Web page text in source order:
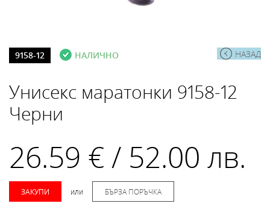
НАЗАД
9158-12 НАЛИЧНО
Унисекс маратонки 9158-12
Черни
26.59 € / 52.00 лв.
ЗАКУПИ или БЪРЗА ПОРЪЧКА